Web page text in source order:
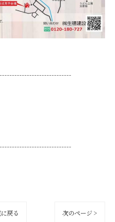
戻る 次のページ >